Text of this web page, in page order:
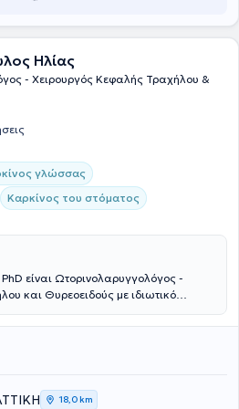
Ηλίας
- Χειρουργός Κεφαλής Τραχήλου &
γλώσσας
Καρκίνος του στόματος
PhD είναι Ωτορινολαρυγγολόγος -
και Θυρεοειδούς με ιδιωτικό
του Ιατρικού Ψυχικού από το 2011.
πτυχίο Ιατρικής από το ίδιο
εξειδικεύσεις, στην
Χειρουργική, καθώς και στην Παιδο-
18,0 km